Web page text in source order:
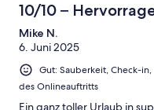
10/10 –
Mike N.
6. Juni 2025
Gut: Sauberkeit, Check-
des Onlineauftritts
Ein ganz toller Urlaub in